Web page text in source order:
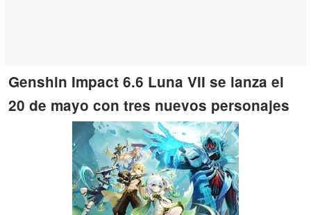
Genshin Impact 6.6 Luna VII se lanza el
20 de mayo con tres nuevos personajes